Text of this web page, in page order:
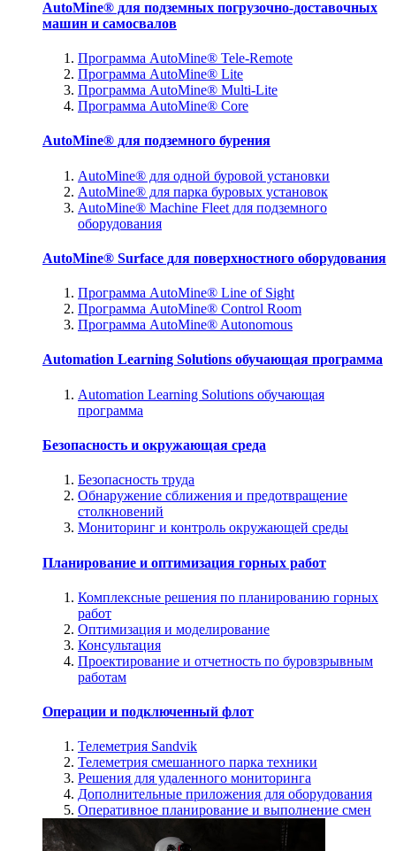
AutoMine® для подземных погрузочно-доставочных
машин и самосвалов
Программа AutoMine® Tele-Remote
Программа AutoMine® Lite
Программа AutoMine® Multi-Lite
Программа AutoMine® Core
AutoMine® для подземного бурения
AutoMine® для одной буровой установки
AutoMine® для парка буровых установок
AutoMine® Machine Fleet для подземного
оборудования
AutoMine® Surface для поверхностного оборудования
Программа AutoMine® Line of Sight
Программа AutoMine® Control Room
Программа AutoMine® Autonomous
Automation Learning Solutions обучающая программа
Automation Learning Solutions обучающая
программа
Безопасность и окружающая среда
Безопасность труда
Обнаружение сближения и предотвращение
столкновений
Мониторинг и контроль окружающей среды
Планирование и оптимизация горных работ
Комплексные решения по планированию горных
работ
Оптимизация и моделирование
Консультация
Проектирование и отчетность по буровзрывным
работам
Операции и подключенный флот
Телеметрия Sandvik
Телеметрия смешанного парка техники
Решения для удаленного мониторинга
Дополнительные приложения для оборудования
Оперативное планирование и выполнение смен